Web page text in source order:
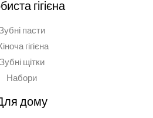
гігієна
Зубні пасти
гігієна
Зубні щітки
Набори
дому